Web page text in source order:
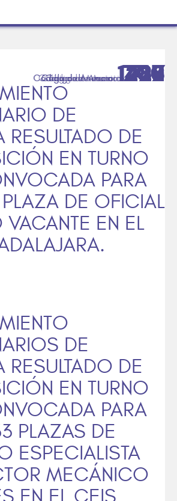
DE
RESULTADO DE
EN TURNO
PARA
PLAZA DE OFICIAL
EN EL
287
DE
RESULTADO DE
EN TURNO
PARA
PLAZAS DE
ESPECIALISTA
MECÁNICO
288
1422
1423
709
710